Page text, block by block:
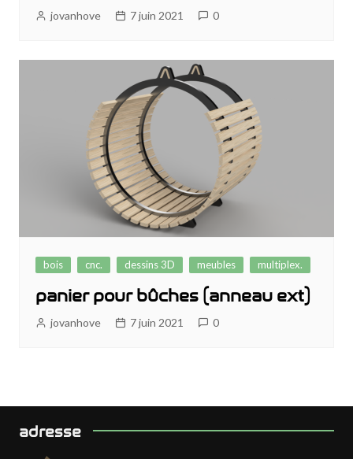
jovanhove 7 juin 2021 0
bois cnc. dessins 3D meubles multiplex.
panier pour bûches (anneau ext)
jovanhove 7 juin 2021 0
adresse